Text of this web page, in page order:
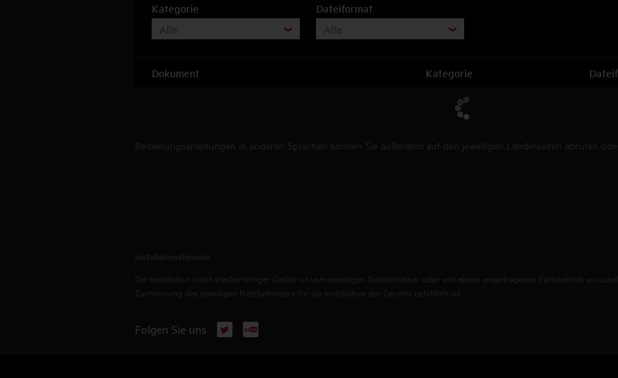
Kategorie
Alle
Dateiformat
Alle
Dokument Kategorie
Bedienungsanleitungen in anderen Sprachen können Sie außerdem auf den jeweiligen Länderseiten abrufen
Folgen Sie uns X YouTube